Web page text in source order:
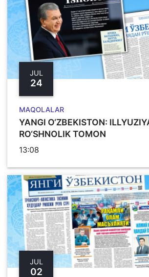
JUL
24
MAQOLALAR
YANGI O‘ZBЕKISTON:
RO‘SHNOLIK TOMON
13:08
JUL
02